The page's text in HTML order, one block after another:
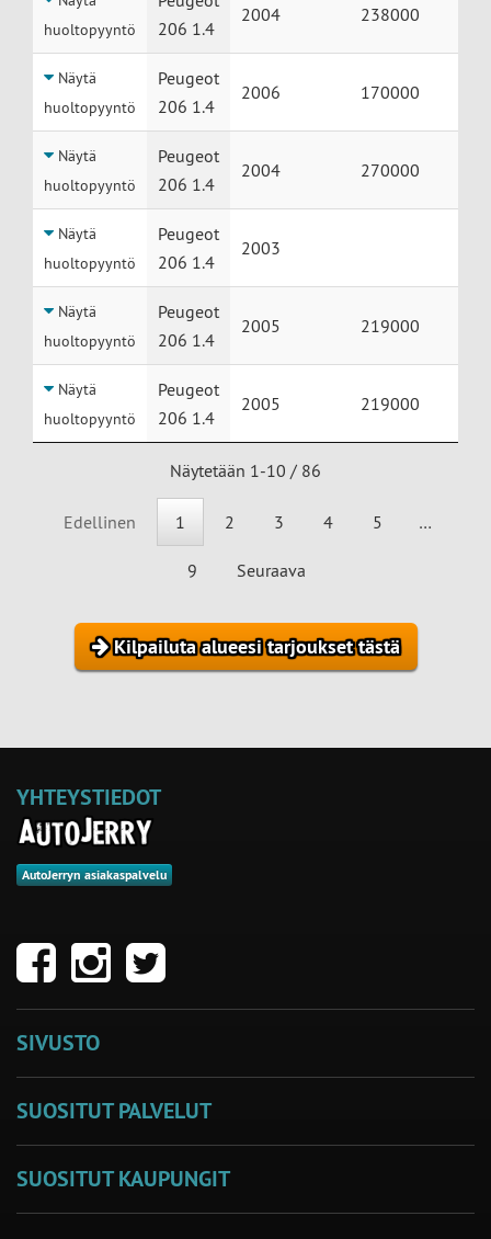
huoltopyyntö
206 1.4
2004 238000
Näytä
huoltopyyntö
Peugeot
206 1.4
2006 170000
Näytä
huoltopyyntö
Peugeot
206 1.4
2004 270000
Näytä
huoltopyyntö
Peugeot
206 1.4
2003
Näytä
huoltopyyntö
Peugeot
206 1.4
2005 219000
Näytä
huoltopyyntö
Peugeot
206 1.4
2005 219000
Näytetään 1-10 / 86
Edellinen 1 2 3 4 5 …
9 Seuraava
Kilpailuta alueesi tarjoukset tästä
YHTEYSTIEDOT
AutoJerryn asiakaspalvelu
SIVUSTO
SUOSITUT PALVELUT
SUOSITUT KAUPUNGIT